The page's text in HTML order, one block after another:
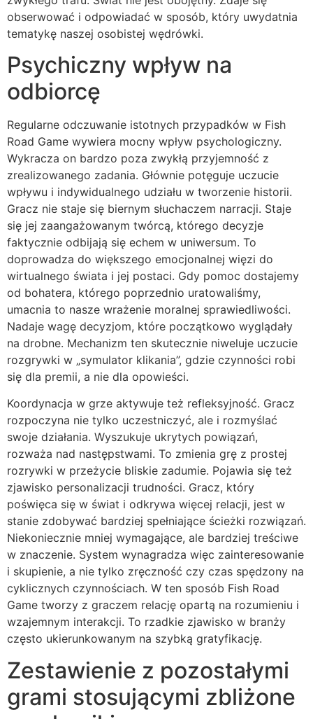
obserwować i odpowiadać w sposób, który uwydatnia
tematykę naszej osobistej wędrówki.
Psychiczny wpływ na
odbiorcę
Regularne odczuwanie istotnych przypadków w Fish
Road Game wywiera mocny wpływ psychologiczny.
Wykracza on bardzo poza zwykłą przyjemność z
zrealizowanego zadania. Głównie potęguje uczucie
wpływu i indywidualnego udziału w tworzenie historii.
Gracz nie staje się biernym słuchaczem narracji. Staje
się jej zaangażowanym twórcą, którego decyzje
faktycznie odbijają się echem w uniwersum. To
doprowadza do większego emocjonalnej więzi do
wirtualnego świata i jej postaci. Gdy pomoc dostajemy
od bohatera, którego poprzednio uratowaliśmy,
umacnia to nasze wrażenie moralnej sprawiedliwości.
Nadaje wagę decyzjom, które początkowo wyglądały
na drobne. Mechanizm ten skutecznie niweluje uczucie
rozgrywki w „symulator klikania”, gdzie czynności robi
się dla premii, a nie dla opowieści.
Koordynacja w grze aktywuje też refleksyjność. Gracz
rozpoczyna nie tylko uczestniczyć, ale i rozmyślać
swoje działania. Wyszukuje ukrytych powiązań,
rozważa nad następstwami. To zmienia grę z prostej
rozrywki w przeżycie bliskie zadumie. Pojawia się też
zjawisko personalizacji trudności. Gracz, który
poświęca się w świat i odkrywa więcej relacji, jest w
stanie zdobywać bardziej spełniające ścieżki rozwiązań.
Niekoniecznie mniej wymagające, ale bardziej treściwe
w znaczenie. System wynagradza więc zainteresowanie
i skupienie, a nie tylko zręczność czy czas spędzony na
cyklicznych czynnościach. W ten sposób Fish Road
Game tworzy z graczem relację opartą na rozumieniu i
wzajemnym interakcji. To rzadkie zjawisko w branży
często ukierunkowanym na szybką gratyfikację.
Zestawienie z pozostałymi
grami stosującymi zbliżone